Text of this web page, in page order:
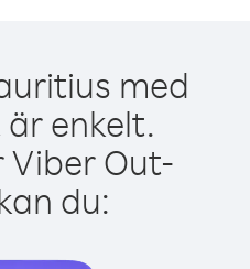
med
enkelt.
Viber Out-
du: